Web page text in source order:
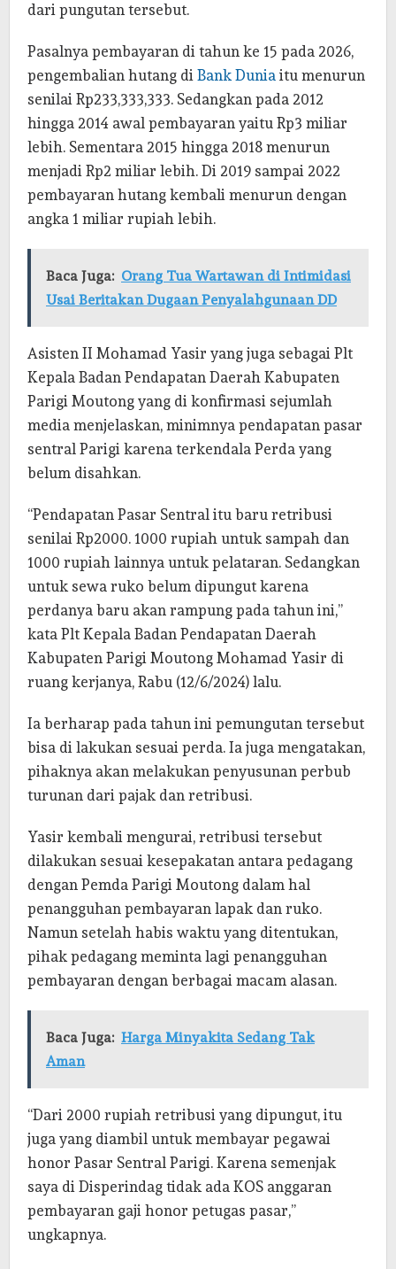
dari pungutan tersebut.
Pasalnya pembayaran di tahun ke 15 pada 2026,
pengembalian hutang di Bank Dunia itu menurun
senilai Rp233,333,333. Sedangkan pada 2012
hingga 2014 awal pembayaran yaitu Rp3 miliar
lebih. Sementara 2015 hingga 2018 menurun
menjadi Rp2 miliar lebih. Di 2019 sampai 2022
pembayaran hutang kembali menurun dengan
angka 1 miliar rupiah lebih.
Baca Juga: Orang Tua Wartawan di Intimidasi
Usai Beritakan Dugaan Penyalahgunaan DD
Asisten II Mohamad Yasir yang juga sebagai Plt
Kepala Badan Pendapatan Daerah Kabupaten
Parigi Moutong yang di konfirmasi sejumlah
media menjelaskan, minimnya pendapatan pasar
sentral Parigi karena terkendala Perda yang
belum disahkan.
“Pendapatan Pasar Sentral itu baru retribusi
senilai Rp2000. 1000 rupiah untuk sampah dan
1000 rupiah lainnya untuk pelataran. Sedangkan
untuk sewa ruko belum dipungut karena
perdanya baru akan rampung pada tahun ini,”
kata Plt Kepala Badan Pendapatan Daerah
Kabupaten Parigi Moutong Mohamad Yasir di
ruang kerjanya, Rabu (12/6/2024) lalu.
Ia berharap pada tahun ini pemungutan tersebut
bisa di lakukan sesuai perda. Ia juga mengatakan,
pihaknya akan melakukan penyusunan perbub
turunan dari pajak dan retribusi.
Yasir kembali mengurai, retribusi tersebut
dilakukan sesuai kesepakatan antara pedagang
dengan Pemda Parigi Moutong dalam hal
penangguhan pembayaran lapak dan ruko.
Namun setelah habis waktu yang ditentukan,
pihak pedagang meminta lagi penangguhan
pembayaran dengan berbagai macam alasan.
Baca Juga: Harga Minyakita Sedang Tak
Aman
“Dari 2000 rupiah retribusi yang dipungut, itu
juga yang diambil untuk membayar pegawai
honor Pasar Sentral Parigi. Karena semenjak
saya di Disperindag tidak ada KOS anggaran
pembayaran gaji honor petugas pasar,”
ungkapnya.